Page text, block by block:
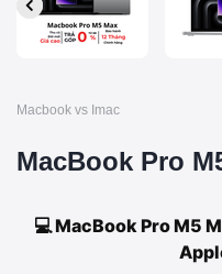
Macbook vs Imac
MacBook Pro
💻 MacBook Pro M5